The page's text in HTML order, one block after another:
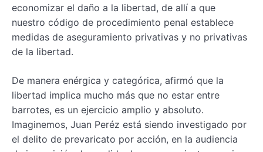
economizar el daño a la libertad, de allí a que
nuestro código de procedimiento penal establece
medidas de aseguramiento privativas y no privativas
de la libertad.
De manera enérgica y categórica, afirmó que la
libertad implica mucho más que no estar entre
barrotes, es un ejercicio amplio y absoluto.
Imaginemos, Juan Peréz está siendo investigado por
el delito de prevaricato por acción, en la audiencia